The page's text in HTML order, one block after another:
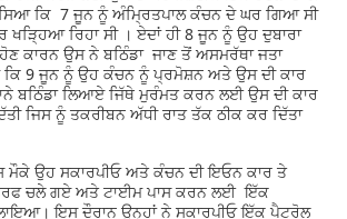
ਕਿ 7 ਜੂਨ ਨੂੰ ਅੰਮ੍ਰਿਤਪਾਲ ਕੰਚਨ ਦੇ ਘਰ ਗਿਆ ਸੀ
ਖੜ੍ਹਿਆ ਰਿਹਾ ਸੀ । ਏਦਾਂ ਹੀ 8 ਜੂਨ ਨੂੰ ਉਹ ਦੁਬਾਰਾ
ਕਾਰਨ ਉਸ ਨੇ ਬਠਿੰਡਾ ਜਾਣ ਤੋਂ ਅਸਮਰੱਥਾ ਜਤਾ
ਕਿ 9 ਜੂਨ ਨੂੰ ਉਹ ਕੰਚਨ ਨੂੰ ਪ੍ਰਮੋਸ਼ਨ ਅਤੇ ਉਸ ਦੀ ਕਾਰ
ਬਠਿੰਡਾ ਲਿਆਏ ਜਿੱਥੇ ਮੁਰੰਮਤ ਕਰਨ ਲਈ ਉਸ ਦੀ ਕਾਰ
ਜਿਸ ਨੂੰ ਤਕਰੀਬਨ ਅੱਧੀ ਰਾਤ ਤੱਕ ਠੀਕ ਕਰ ਦਿੱਤਾ
ਮੌਕੇ ਉਹ ਸਕਾਰਪੀਓ ਅਤੇ ਕੰਚਨ ਦੀ ਇਓਨ ਕਾਰ ਤੇ
ਚਲੇ ਗਏ ਅਤੇ ਟਾਈਮ ਪਾਸ ਕਰਨ ਲਈ ਇੱਕ
ਲਾਇਆ। ਇਸ ਦੌਰਾਨ ਉਨ੍ਹਾਂ ਨੇ ਸਕਾਰਪੀਓ ਇੱਕ ਪੈਟਰੋਲ